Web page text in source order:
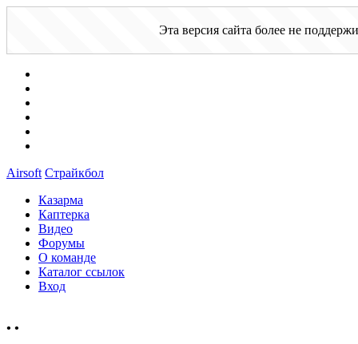
Эта версия сайта более не
Airsoft Страйкбол
Казарма
Каптерка
Видео
Форумы
О команде
Каталог ссылок
Вход
• •